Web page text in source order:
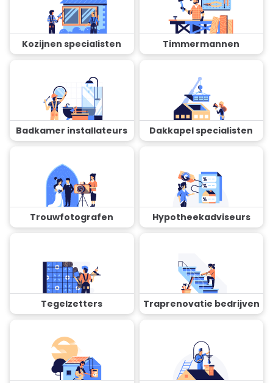
Kozijnen specialisten Timmermannen
Badkamer installateurs Dakkapel specialisten
Trouwfotografen Hypotheekadviseurs
Tegelzetters Traprenovatie bedrijven